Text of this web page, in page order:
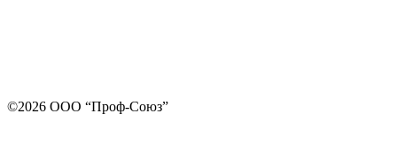
©2026 ООО “Проф-Союз”